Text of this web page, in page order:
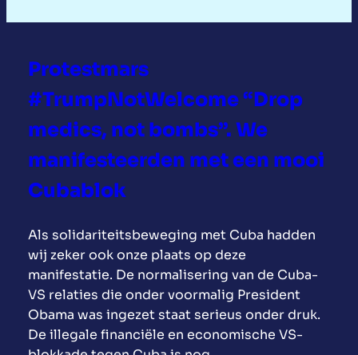
Protestmars
#TrumpNotWelcome “Drop
medics, not bombs”. We
manifesteerden met een mooi
Cubablok
Als solidariteitsbeweging met Cuba hadden
wij zeker ook onze plaats op deze
manifestatie. De normalisering van de Cuba-
VS relaties die onder voormalig President
Obama was ingezet staat serieus onder druk.
De illegale financiële en economische VS-